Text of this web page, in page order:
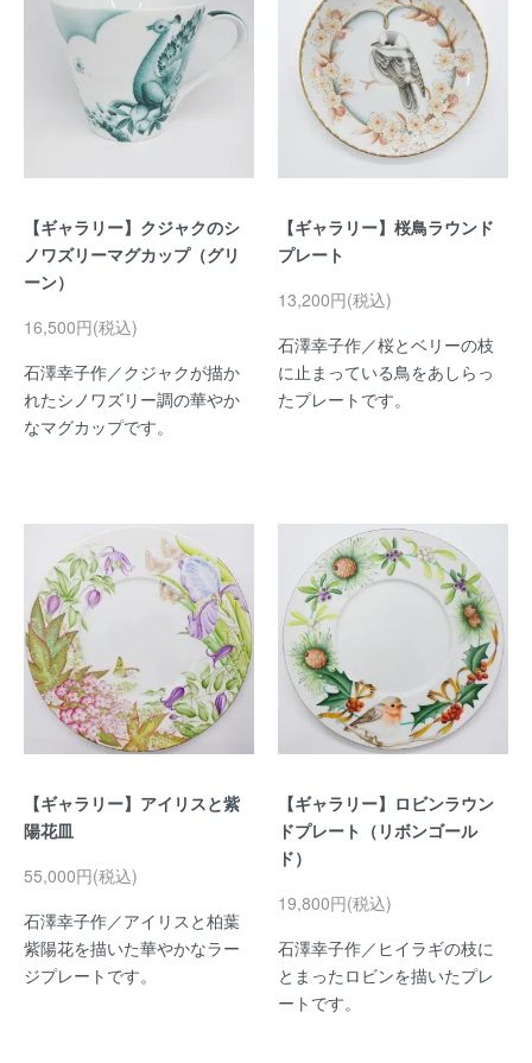
【ギャラリー】クジャクのシ
ノワズリーマグカップ（グリ
ーン）
16,500円(税込)
石澤幸子作／クジャクが描か
れたシノワズリー調の華やか
なマグカップです。
【ギャラリー】桜鳥ラウンド
プレート
13,200円(税込)
石澤幸子作／桜とベリーの枝
に止まっている鳥をあしらっ
たプレートです。
【ギャラリー】アイリスと紫
陽花皿
55,000円(税込)
石澤幸子作／アイリスと柏葉
紫陽花を描いた華やかなラー
ジプレートです。
【ギャラリー】ロビンラウン
ドプレート（リボンゴール
ド）
19,800円(税込)
石澤幸子作／ヒイラギの枝に
とまったロビンを描いたプレ
ートです。